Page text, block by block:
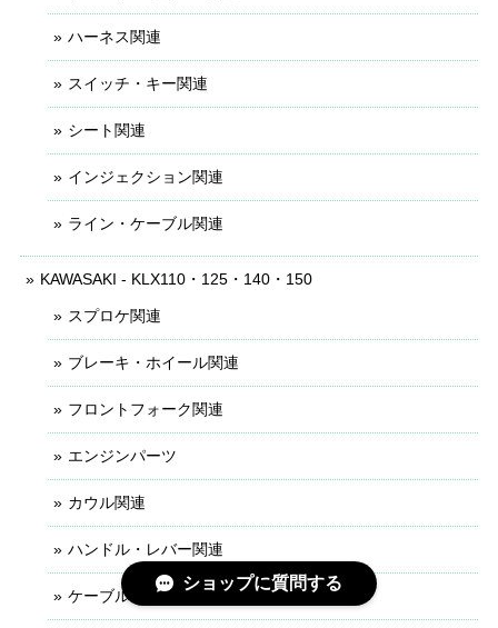
ハーネス関連
スイッチ・キー関連
シート関連
インジェクション関連
ライン・ケーブル関連
KAWASAKI - KLX110・125・140・150
スプロケ関連
ブレーキ・ホイール関連
フロントフォーク関連
エンジンパーツ
カウル関連
ハンドル・レバー関連
ケーブル・ライン関連
ショップに質問する